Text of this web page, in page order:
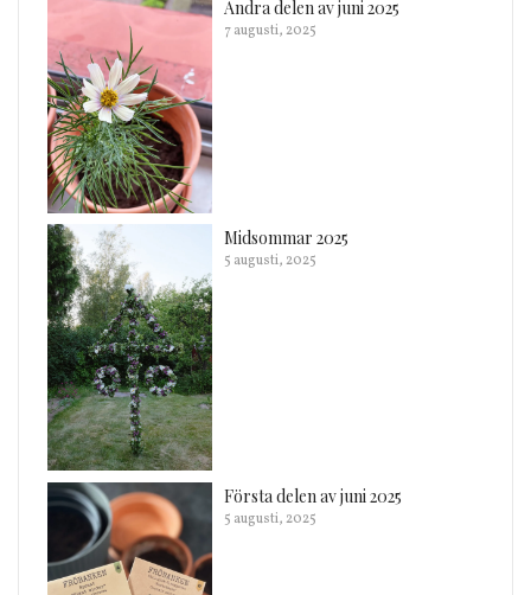
Andra delen av juni 2025
7 augusti, 2025
Midsommar 2025
5 augusti, 2025
Första delen av juni 2025
5 augusti, 2025